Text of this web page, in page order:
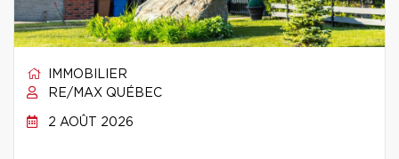
IMMOBILIER
RE/MAX QUÉBEC
2 AOÛT 2026